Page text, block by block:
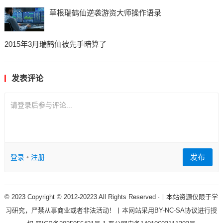
草根瑞鹤仙逆袭游资大师操作语录
2015年3月瑞鹤仙被先手暗算了
发表评论
请登录后参与评论...
登录• 注册 发布
© 2023 Copyright © 2012-20223 All Rights Reserved ·丨本站资源仅限于学
习研究，严禁从事商业或者非法活动！丨本网站采用BY-NC-SA协议进行授